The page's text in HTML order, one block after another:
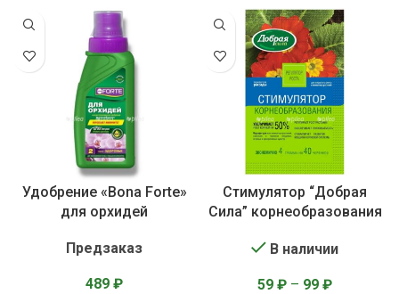
Удобрение «Bona Forte»
для орхидей
Предзаказ
489 ₽
Стимулятор “Добрая
Сила” корнеобразования
В наличии
59 ₽ – 99 ₽